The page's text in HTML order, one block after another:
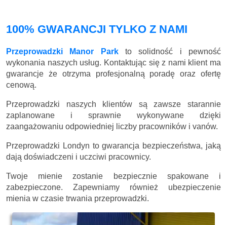
100% GWARANCJI TYLKO Z NAMI
Przeprowadzki Manor Parkto solidność i pewność
wykonania naszych usług. Kontaktując się z nami klient ma
gwarancje że otrzyma profesjonalną poradę oraz ofertę
cenową.
Przeprowadzki naszych klientów są zawsze starannie
zaplanowane i sprawnie wykonywane dzięki
zaangażowaniu odpowiedniej liczby pracowników i vanów.
Przeprowadzki Londyn to gwarancja bezpieczeństwa, jaką
dają doświadczeni i uczciwi pracownicy.
Twoje mienie zostanie bezpiecznie spakowane i
zabezpieczone. Zapewniamy również ubezpieczenie
mienia w czasie trwania przeprowadzki.